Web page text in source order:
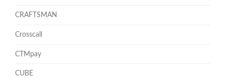
CRAFTSMAN
Crosscall
CTMpay
CUBE